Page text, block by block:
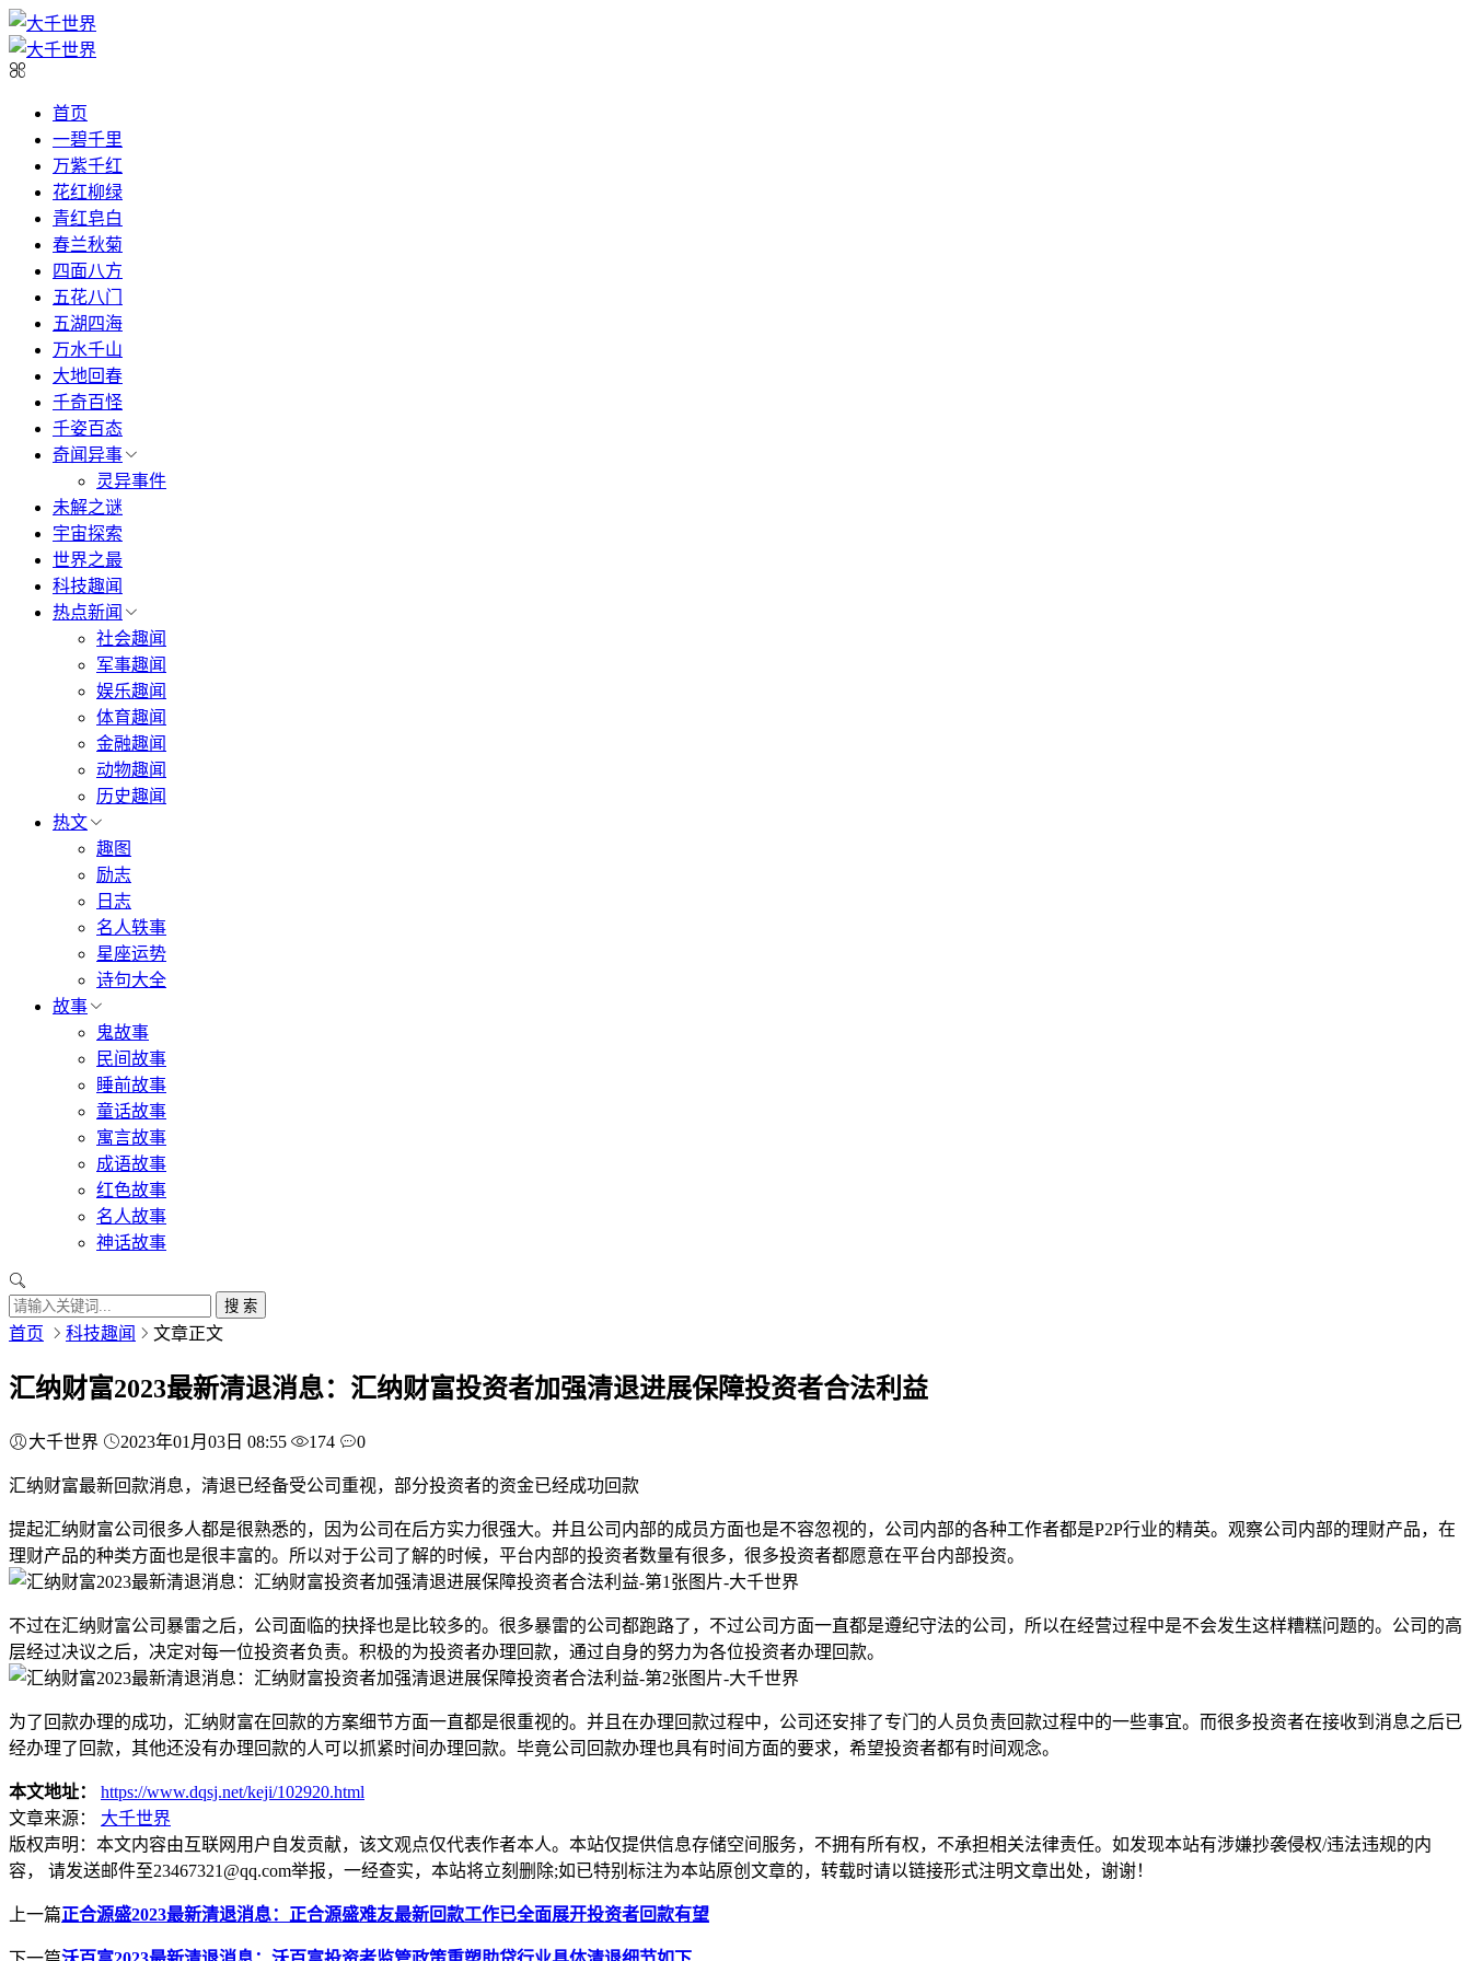
首页
一碧千里
万紫千红
花红柳绿
青红皂白
春兰秋菊
四面八方
五花八门
五湖四海
万水千山
大地回春
千奇百怪
千姿百态
奇闻异事
灵异事件
未解之谜
宇宙探索
世界之最
科技趣闻
热点新闻
社会趣闻
军事趣闻
娱乐趣闻
体育趣闻
金融趣闻
动物趣闻
历史趣闻
热文
趣图
励志
日志
名人轶事
星座运势
诗句大全
故事
鬼故事
民间故事
睡前故事
童话故事
寓言故事
成语故事
红色故事
名人故事
神话故事
搜 索
首页 科技趣闻 文章正文
汇纳财富2023最新清退消息：汇纳财富投资者加强清退进展保障投资者合法利益
大千世界 2023年01月03日 08:55 174 0
汇纳财富最新回款消息，清退已经备受公司重视，部分投资者的资金已经成功回款
提起汇纳财富公司很多人都是很熟悉的，因为公司在后方实力很强大。并且公司内部的成员方面也是不容忽视的，公司内部的各种工作者都是P2P行业的精英。观察公司内部的理财产品，在
理财产品的种类方面也是很丰富的。所以对于公司了解的时候，平台内部的投资者数量有很多，很多投资者都愿意在平台内部投资。
不过在汇纳财富公司暴雷之后，公司面临的抉择也是比较多的。很多暴雷的公司都跑路了，不过公司方面一直都是遵纪守法的公司，所以在经营过程中是不会发生这样糟糕问题的。公司的高
层经过决议之后，决定对每一位投资者负责。积极的为投资者办理回款，通过自身的努力为各位投资者办理回款。
为了回款办理的成功，汇纳财富在回款的方案细节方面一直都是很重视的。并且在办理回款过程中，公司还安排了专门的人员负责回款过程中的一些事宜。而很多投资者在接收到消息之后已
经办理了回款，其他还没有办理回款的人可以抓紧时间办理回款。毕竟公司回款办理也具有时间方面的要求，希望投资者都有时间观念。
本文地址：
https://www.dqsj.net/keji/102920.html
文章来源：
大千世界
版权声明： 本文内容由互联网用户自发贡献，该文观点仅代表作者本人。本站仅提供信息存储空间服务，不拥有所有权，不承担相关法律责任。如发现本站有涉嫌抄袭侵权/违法违规的内
容， 请发送邮件至23467321@qq.com举报，一经查实，本站将立刻删除;如已特别标注为本站原创文章的，转载时请以链接形式注明文章出处，谢谢！
上一篇正合源盛2023最新清退消息：正合源盛难友最新回款工作已全面展开投资者回款有望